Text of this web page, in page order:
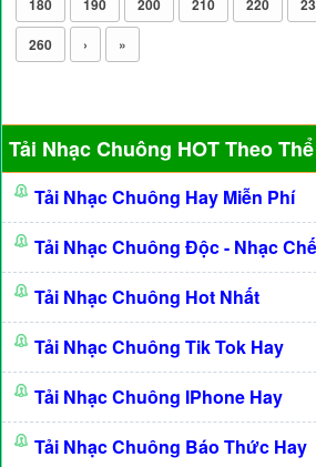
180 190 200 210 220
260
› »
Tải Nhạc Chuông HOT Theo
Tải Nhạc Chuông Hay Miễn Phí
Tải Nhạc Chuông Độc - Nhạc Chế
Tải Nhạc Chuông Hot Nhất
Tải Nhạc Chuông Tik Tok Hay
Tải Nhạc Chuông IPhone Hay
Tải Nhạc Chuông Báo Thức Hay